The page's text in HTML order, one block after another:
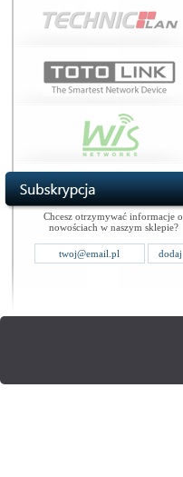
Chcesz otrzymywać informacje o
nowościach w naszym sklepie?